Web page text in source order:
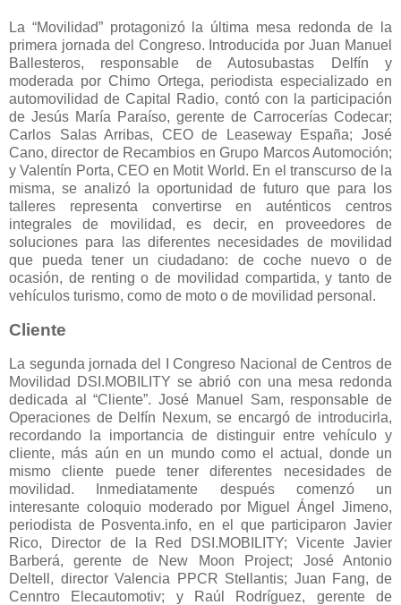
La “Movilidad” protagonizó la última mesa redonda de la
primera jornada del Congreso. Introducida por Juan Manuel
Ballesteros, responsable de Autosubastas Delfín y
moderada por Chimo Ortega, periodista especializado en
automovilidad de Capital Radio, contó con la participación
de Jesús María Paraíso, gerente de Carrocerías Codecar;
Carlos Salas Arribas, CEO de Leaseway España; José
Cano, director de Recambios en Grupo Marcos Automoción;
y Valentín Porta, CEO en Motit World. En el transcurso de la
misma, se analizó la oportunidad de futuro que para los
talleres representa convertirse en auténticos centros
integrales de movilidad, es decir, en proveedores de
soluciones para las diferentes necesidades de movilidad
que pueda tener un ciudadano: de coche nuevo o de
ocasión, de renting o de movilidad compartida, y tanto de
vehículos turismo, como de moto o de movilidad personal.
Cliente
La segunda jornada del I Congreso Nacional de Centros de
Movilidad DSI.MOBILITY se abrió con una mesa redonda
dedicada al “Cliente”. José Manuel Sam, responsable de
Operaciones de Delfín Nexum, se encargó de introducirla,
recordando la importancia de distinguir entre vehículo y
cliente, más aún en un mundo como el actual, donde un
mismo cliente puede tener diferentes necesidades de
movilidad. Inmediatamente después comenzó un
interesante coloquio moderado por Miguel Ángel Jimeno,
periodista de Posventa.info, en el que participaron Javier
Rico, Director de la Red DSI.MOBILITY; Vicente Javier
Barberá, gerente de New Moon Project; José Antonio
Deltell, director Valencia PPCR Stellantis; Juan Fang, de
Cenntro Elecautomotiv; y Raúl Rodríguez, gerente de